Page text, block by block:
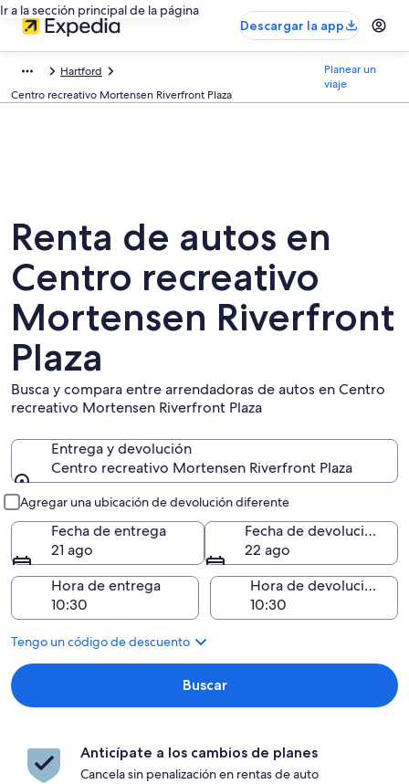
Ir a la sección principal de la página
Descargar la app
Hartford
Centro recreativo Mortensen Riverfront Plaza
Planear un
viaje
Renta de autos en
Centro recreativo
Mortensen Riverfront
Plaza
Busca y compara entre arrendadoras de autos en Centro
recreativo Mortensen Riverfront Plaza
Entrega y devolución
Centro recreativo Mortensen Riverfront Plaza
Agregar una ubicación de devolución diferente
Fecha de entrega
21 ago
Fecha de devolución
22 ago
Hora de entrega
Hora de devolución
Tengo un código de descuento
Buscar
Anticípate a los cambios de planes
Cancela sin penalización en rentas de auto